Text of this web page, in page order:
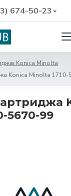
674-50-23
Konica Minolta
Konica Minolta 1710-
5670-99